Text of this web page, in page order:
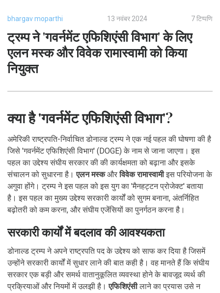
bhargav moparthi 13 नवंबर 2024 7 टिप्पणि
ट्रम्प ने 'गवर्नमेंट एफिशिएंसी विभाग' के लिए
एलन मस्क और विवेक रामास्वामी को किया
नियुक्त
क्या है 'गवर्नमेंट एफिशिएंसी विभाग'?
अमेरिकी राष्ट्रपति-निर्वाचित डोनाल्ड ट्रम्प ने एक नई पहल की घोषणा की है
जिसे 'गवर्नमेंट एफिशिएंसी विभाग' (DOGE) के नाम से जाना जाएगा। इस
पहल का उद्देश्य संघीय सरकार की की कार्यक्षमता को बढ़ाना और इसके
संचालन को सुधारना है।एलन मस्कऔरविवेक रामास्वामीइस परियोजना के
अगुवा होंगे। ट्रम्प ने इस पहल को इस युग का 'मैनहट्टन प्रोजेक्ट' बताया
है। इस पहल का मुख्य उद्देश्य सरकारी कार्यों को सुगम बनाना, अंतर्निहित
बढ़ोतरी को कम करना, और संघीय एजेंसियों का पुनर्गठन करना है।
सरकारी कार्यों में बदलाव की आवश्यकता
डोनाल्ड ट्रम्प ने अपने राष्ट्रपति पद के उद्देश्य को साफ कर दिया है जिसमें
उन्होंने सरकारी कार्यों में सुधार लाने की बात कही है। वह मानते हैं कि संघीय
सरकार एक बड़ी और समर्थ वातानुकूलित व्यवस्था होने के बावजूद व्यर्थ की
प्रक्रियाओं और नियमों में उलझी है।एफिशिएंसीलाने का प्रयास उसे न